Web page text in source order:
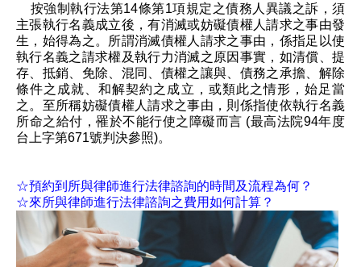
按強制執行法第14條第1項規定之債務人異議之訴，須
主張執行名義成立後，有消滅或妨礙債權人請求之事由發
生，始得為之。所謂消滅債權人請求之事由，係指足以使
執行名義之請求權及執行力消滅之原因事實，如清償、提
存、抵銷、免除、混同、債權之讓與、債務之承擔、解除
條件之成就、和解契約之成立，或類此之情形，始足當
之。至所稱妨礙債權人請求之事由，則係指使依執行名義
所命之給付，罹於不能行使之障礙而言 (最高法院94年度
台上字第671號判決參照)。
☆預約到所與律師進行法律諮詢的時間及流程為何？
☆來所與律師進行法律諮詢之費用如何計算？